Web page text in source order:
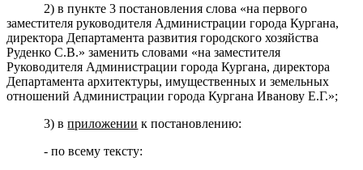
2) в пункте 3 постановления слова «на первого
заместителя руководителя Администрации города Кургана,
директора Департамента развития городского хозяйства
Руденко С.В.» заменить словами «на заместителя
Руководителя Администрации города Кургана, директора
Департамента архитектуры, имущественных и земельных
отношений Администрации города Кургана Иванову Е.Г.»;
3) вприложении кпостановлению:
-по всему тексту: